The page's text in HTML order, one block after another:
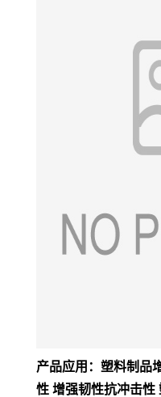
产品应用：塑料制品
性 增强韧性抗冲击